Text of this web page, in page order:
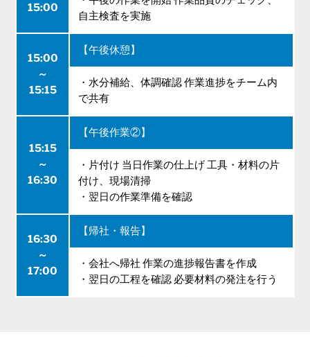
15:00
自主検査を実施
15:00
～
15:15
【午後休憩】
・水分補給、体調確認 作業進捗をチーム内
で共有
15:15
～
16:30
【午後作業②】
・片付け 当日作業の仕上げ 工具・材料の片
付け、現場清掃
・翌日の作業準備を確認
16:30
～
17:00
【帰社・報告】
・会社へ帰社 作業の進捗報告書を作成
・翌日の工程を確認 必要材料の発注を行う